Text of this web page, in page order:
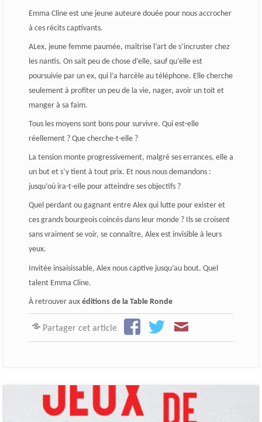
Emma Cline est une jeune auteure douée pour nous accrocher
à ces récits captivants.
ALex, jeune femme paumée, maîtrise l’art de s’incruster chez
les nantis. On sait peu de chose d’elle, sauf qu’elle est
poursuivie par un ex, qui l’a harcèle au téléphone. Elle cherche
seulement à profiter un peu de la vie, nager, avoir un toit et
manger à sa faim.
Tous les moyens sont bons pour survivre. Qui est-elle
réellement ? Que cherche-t-elle ?
La tension monte progressivement, malgré ses errances, elle a
un but et s’y tient à tout prix. Et nous nous demandons :
jusqu’où ira-t-elle pour atteindre ses objectifs ?
Quel perdant ou gagnant entre Alex qui lutte pour exister et
ces grands bourgeois coincés dans leur monde ? Ils se croisent
sans vraiment se voir, se connaître, Alex est invisible à leurs
yeux.
Invitée insaisissable, Alex nous captive jusqu’au bout. Quel
talent Emma Cline.
À retrouver auxéditions de la Table Ronde
Partager cet article